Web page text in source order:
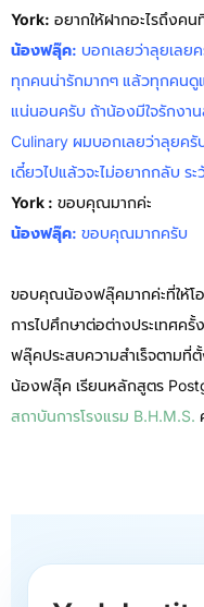
York: อยากให้ฝากอะไรถึงค
น้องฟลุ๊ค: บอกเลยว่าลุยเลย
ทุกคนน่ารักมากๆ แล้วทุกคนดู
แน่นอนครับ ถ้าน้องมีใจรักงา
Culinary ผมบอกเลยว่าลุยค
เดี๋ยวไปแล้วจะไม่อยากกลับ ร
York : ขอบคุณมากค่ะ
น้องฟลุ๊ค: ขอบคุณมากครับ
ขอบคุณน้องฟลุ๊คมากค่ะที่ให้โ
การไปศึกษาต่อต่างประเทศค
ฟลุ๊คประสบความสำเร็จตามที่ตั้
น้องฟลุ๊ค เรียนหลักสูตร
สถาบันการโรงแรม B.H.M.S.